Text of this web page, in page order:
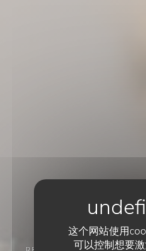
这个网站使用
可以控制想要激